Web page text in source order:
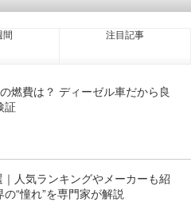
間 注目記事
燃費は？ ディーゼル車だから良
証
人気ランキングやメーカーも紹
“憧れ”を専門家が解説